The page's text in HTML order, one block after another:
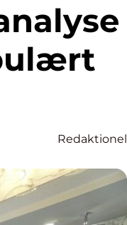
Redaktionel